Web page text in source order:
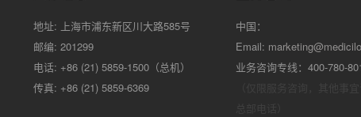
地址: 上海市浦东新区川大路585号
邮编: 201299
电话: +86 (21) 5859-1500（总机）
传真: +86 (21) 5859-6369
中国：
Email:
业务咨询专线：400-780-